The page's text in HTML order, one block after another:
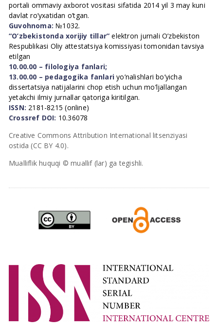
portali ommaviy axborot vositasi sifatida 2014 yil 3 may kuni
davlat ro’yxatidan o’tgan.
Guvohnoma: №1032.
“O’zbekistonda xorijiy tillar” elektron jurnali O’zbekiston
Respublikasi Oliy attestatsiya komissiyasi tomonidan tavsiya
etilgan
10.00.00 – filologiya fanlari;
13.00.00 – pedagogika fanlari yo’nalishlari bo’yicha
dissertatsiya natijalarini chop etish uchun mo’ljallangan
yetakchi ilmiy jurnallar qatoriga kiritilgan.
ISSN: 2181-8215 (online)
Crossref DOI: 10.36078
Creative Commons Attribution International litsenziyasi
ostida (CC BY 4.0).
Mualliflik huquqi © muallif (lar) ga tegishli.